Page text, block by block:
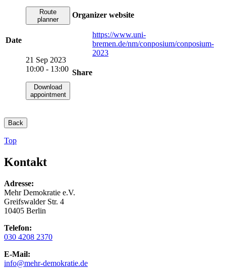
Route
planner
Date
21 Sep 2023
10:00 - 13:00
Download
appointment
Organizer website
https://www.uni-
bremen.de/nm/conposium/conposium-
2023
Share
Back
Top
Kontakt
Adresse:
Mehr Demokratie e.V.
Greifswalder Str. 4
10405 Berlin
Telefon:
030 4208 2370
E-Mail:
info@mehr-demokratie.de